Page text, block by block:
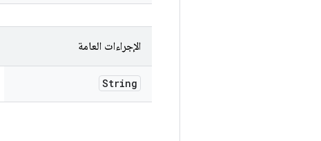
الإجراءات العامة
String